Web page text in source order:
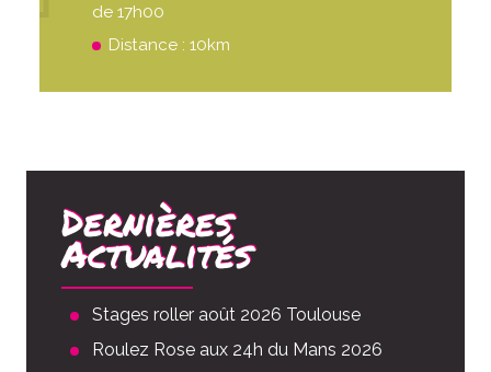
de 17h00
Distance : 10km
Dernières
Actualités
Stages roller août 2026 Toulouse
Roulez Rose aux 24h du Mans 2026